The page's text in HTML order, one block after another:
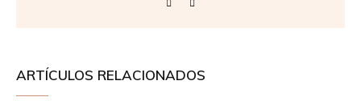
ARTÍCULOS RELACIONADOS